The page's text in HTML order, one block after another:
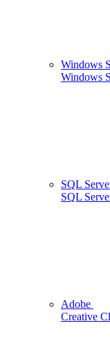
Windows
Windows
SQL
SQL
Adobe
Creative